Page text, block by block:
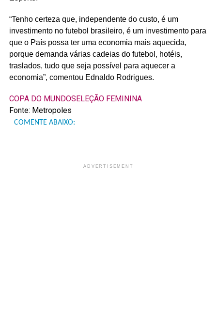
“Tenho certeza que, independente do custo, é um
investimento no futebol brasileiro, é um investimento para
que o País possa ter uma economia mais aquecida,
porque demanda várias cadeias do futebol, hotéis,
traslados, tudo que seja possível para aquecer a
economia”, comentou Ednaldo Rodrigues.
COPA DO MUNDOSELEÇÃO FEMININA
Fonte: Metropoles
COMENTE ABAIXO:
ADVERTISEMENT